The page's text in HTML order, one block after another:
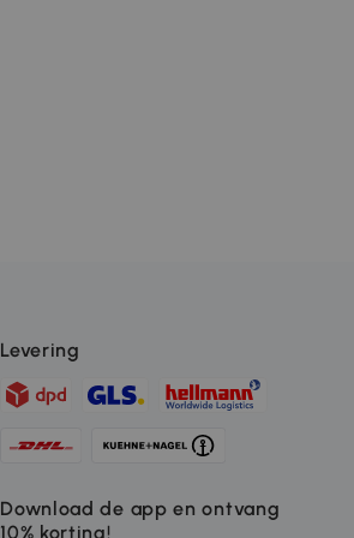
Levering
Download de app en ontvang
10% korting!